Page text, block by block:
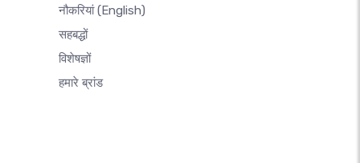
नौकरियां(English)
सहबद्धों
विशेषज्ञों
हमारे ब्रांड